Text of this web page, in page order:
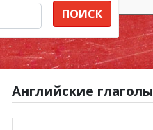
ПОИСК
Английские глаголы